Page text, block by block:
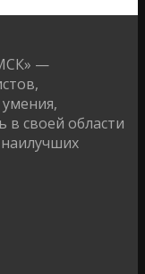
—
в своей области